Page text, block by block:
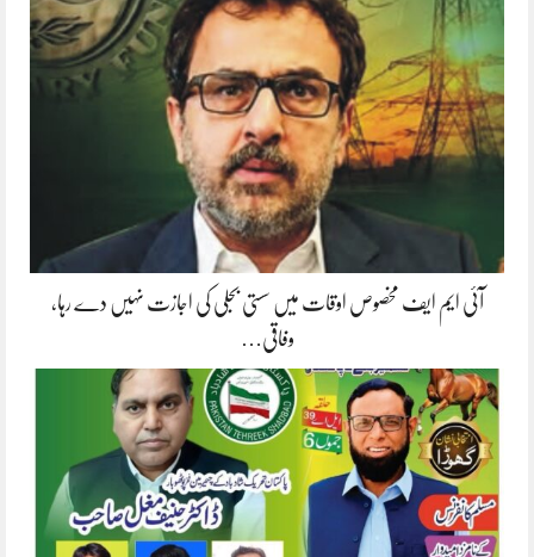
آئی ایم ایف مخصوص اوقات میں سستی بجلی کی اجازت نہیں دے رہا،
وفاقی…